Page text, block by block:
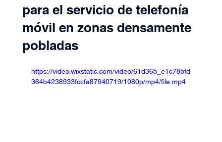
para el servicio de telefonía
móvil en zonas densamente
pobladas
https://video.wixstatic.com/video/61d365_e1c78bfd
364b4238933fccfa87940719/1080p/mp4/file.mp4